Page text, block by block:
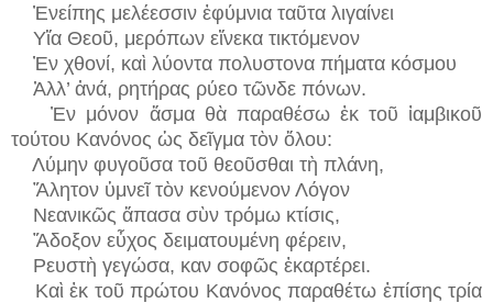
Ἐνείπης μελέεσσιν ἐφύμνια ταῦτα λιγαίνει
Υἵα Θεοῦ, μερόπων εἴνεκα τικτόμενον
Ἐν χθονί, καὶ λύοντα πολυστονα πήματα κόσμου
Ἀλλ’ ἀνά, ρητήρας ρύεο τῶνδε πόνων.
Ἐν μόνον ἄσμα θὰ παραθέσω ἐκ τοῦ ἰαμβικοῦ
τούτου Κανόνος ὡς δεῖγμα τὸν ὅλου:
Λύμην φυγοῦσα τοῦ θεοῦσθαι τὴ πλάνη,
Ἄλητον ὑμνεῖ τὸν κενούμενον Λόγον
Νεανικῶς ἅπασα σὺν τρόμω κτίσις,
Ἄδοξον εὖχος δειματουμένη φέρειν,
Ρευστὴ γεγώσα, καν σοφῶς ἐκαρτέρει.
Καὶ ἐκ τοῦ πρώτου Κανόνος παραθέτω ἐπίσης τρία